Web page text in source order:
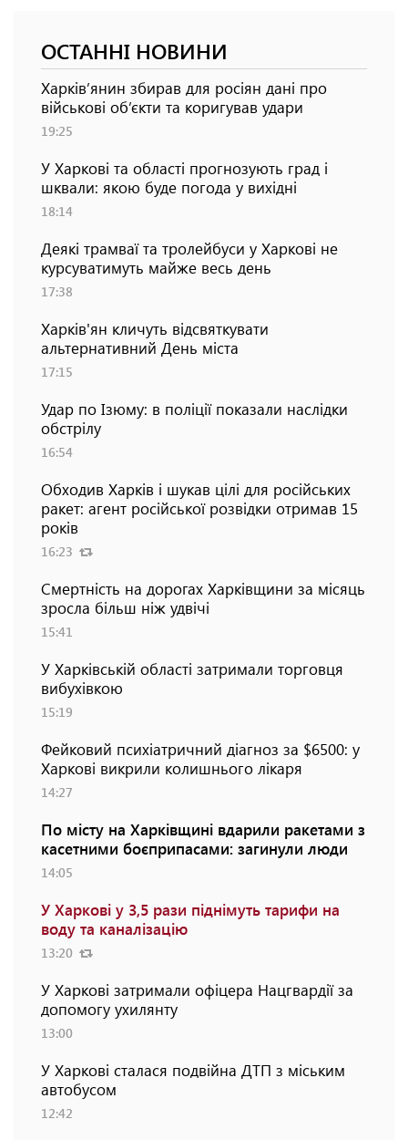
ОСТАННІ НОВИНИ
Харків’янин збирав для росіян дані про
військові об’єкти та коригував удари
19:25
У Харкові та області прогнозують град і
шквали: якою буде погода у вихідні
18:14
Деякі трамваї та тролейбуси у Харкові не
курсуватимуть майже весь день
17:38
Харків'ян кличуть відсвяткувати
альтернативний День міста
17:15
Удар по Ізюму: в поліції показали наслідки
обстрілу
16:54
Обходив Харків і шукав цілі для російських
ракет: агент російської розвідки отримав 15
років
16:23
Смертність на дорогах Харківщини за місяць
зросла більш ніж удвічі
15:41
У Харківській області затримали торговця
вибухівкою
15:19
Фейковий психіатричний діагноз за $6500: у
Харкові викрили колишнього лікаря
14:27
По місту на Харківщині вдарили ракетами з
касетними боєприпасами: загинули люди
14:05
У Харкові у 3,5 рази піднімуть тарифи на
воду та каналізацію
13:20
У Харкові затримали офіцера Нацгвардії за
допомогу ухилянту
13:00
У Харкові сталася подвійна ДТП з міським
автобусом
12:42